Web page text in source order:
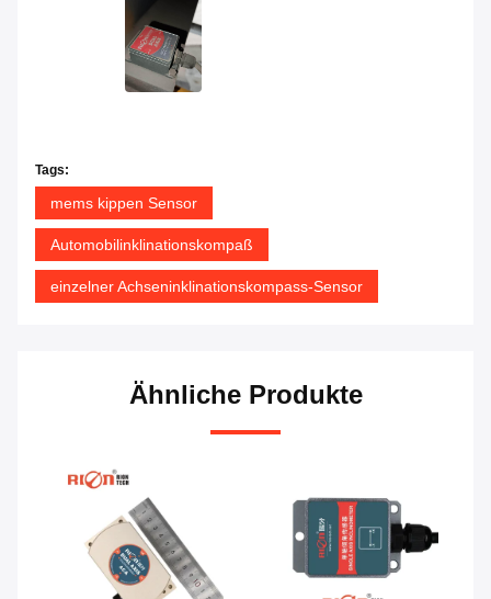
product quality has proven to be very
reliable.
Tags:
mems kippen Sensor
Automobilinklinationskompaß
einzelner Achseninklinationskompass-Sensor
Ähnliche Produkte